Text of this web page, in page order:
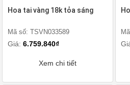
Hoa tai vàng 18k tỏa sáng
Mã số: TSVN033589
Giá: 6.759.840₫
Xem chi tiết